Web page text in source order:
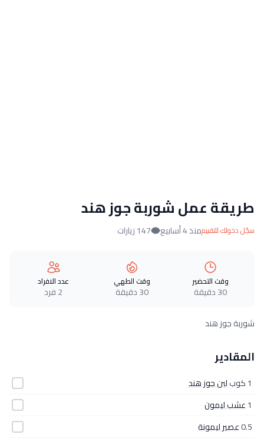
طريقة عمل شوربة جوز هند
سجّل دخولك للتقييممنذ 4 أسابيع 147 زيارات
وقت التحضير
30 دقيقة
وقت الطهي
30 دقيقة
عدد الافراد
2 فرد
شوربة جوز هند
المقادير
1 كوب
لبن جوز هند
1عشب ليمون
0.5عصير ليمونة